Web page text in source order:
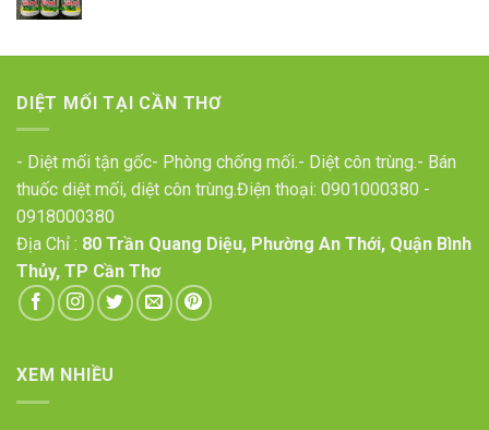
DIỆT MỐI TẠI CẦN THƠ
- Diệt mối tận gốc- Phòng chống mối.- Diệt côn trùng.- Bán
thuốc diệt mối, diệt côn trùng.Điện thoại: 0901000380 -
0918000380
Địa Chỉ : 80 Trần Quang Diệu, Phường An Thới, Quận Bình
Thủy, TP Cần Thơ
XEM NHIỀU